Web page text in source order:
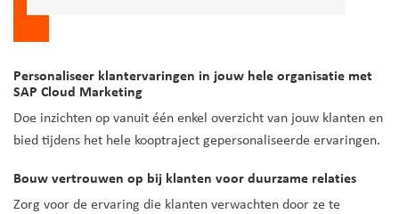
Personaliseer klantervaringen in jouw hele organisatie met
SAP Cloud Marketing
Doe inzichten op vanuit één enkel overzicht van jouw klanten en
bied tijdens het hele kooptraject gepersonaliseerde ervaringen.
Bouw vertrouwen op bij klanten voor duurzame relaties
Zorg voor de ervaring die klanten verwachten door ze te